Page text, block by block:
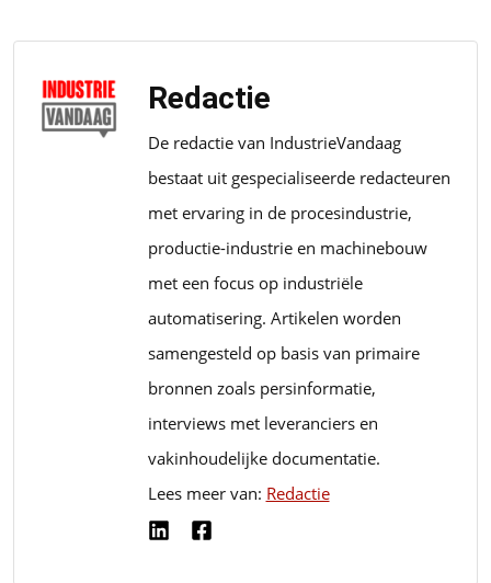
Redactie
De redactie van IndustrieVandaag
bestaat uit gespecialiseerde redacteuren
met ervaring in de procesindustrie,
productie-industrie en machinebouw
met een focus op industriële
automatisering. Artikelen worden
samengesteld op basis van primaire
bronnen zoals persinformatie,
interviews met leveranciers en
vakinhoudelijke documentatie.
Lees meer van: Redactie